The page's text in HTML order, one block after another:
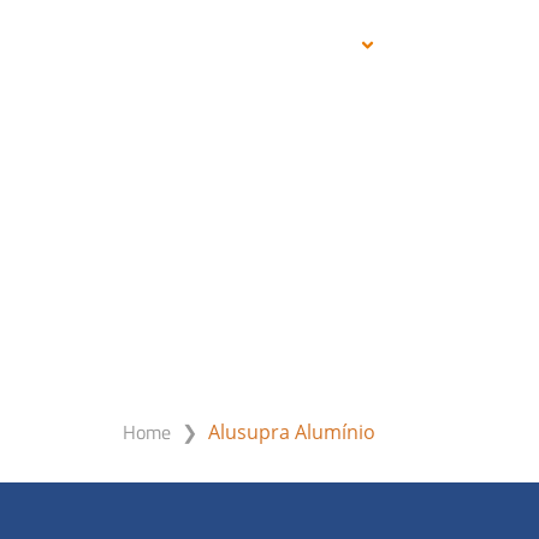
Home ❯ Alusupra Alumínio